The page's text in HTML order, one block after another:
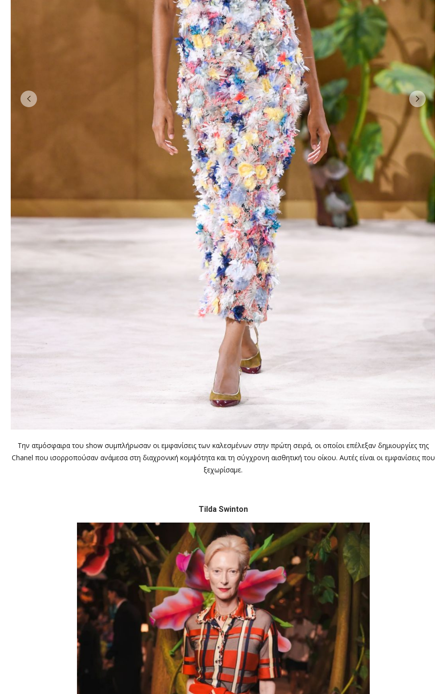
Την ατμόσφαιρα του show συμπλήρωσαν οι εμφανίσεις των καλεσμένων στην πρώτη σειρά, οι οποίοι επέλεξαν δημιουργίες της
Chanel που ισορροπούσαν ανάμεσα στη διαχρονική κομψότητα και τη σύγχρονη αισθητική του οίκου. Αυτές είναι οι εμφανίσεις που
ξεχωρίσαμε.
Tilda Swinton